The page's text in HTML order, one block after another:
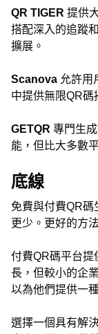
QR TIGER 提供
搭配深入的追蹤
擴展。
Scanova 允許用
中提供無限QR碼
GETQR 專門生
能，但比大多數
底線
免費與付費QR
更少。更好的方
付費QR碼平台提
長，但較小的企
以為他們提供一
選擇一個具有解